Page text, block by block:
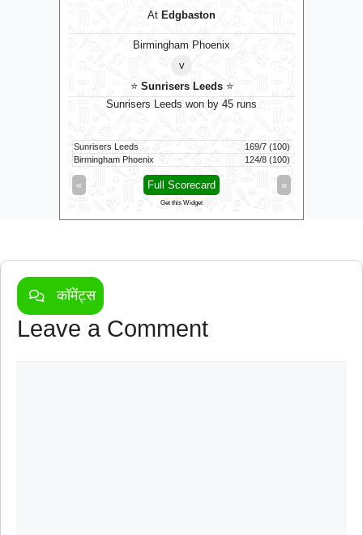
At Edgbaston
Birmingham Phoenix
v
⭐Sunrisers Leeds ⭐
Sunrisers Leeds won by 45 runs
Sunrisers Leeds
169/7 (100)
Birmingham Phoenix
124/8 (100)
« »
Full Scorecard
Get this Widget
कॉमेंट्स
Leave a Comment